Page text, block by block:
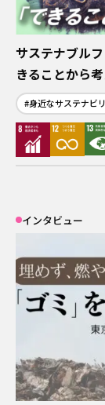
サステナブル
きることから
#身近なサステナビ
インタビュー